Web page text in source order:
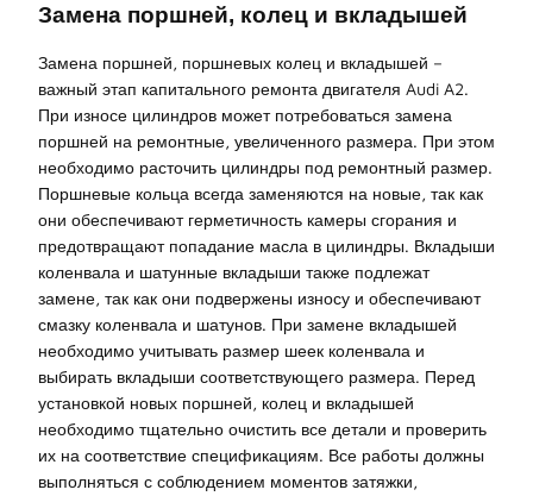
Замена поршней, колец и вкладышей
Замена поршней, поршневых колец и вкладышей –
важный этап капитального ремонта двигателя Audi A2.
При износе цилиндров может потребоваться замена
поршней на ремонтные, увеличенного размера. При этом
необходимо расточить цилиндры под ремонтный размер.
Поршневые кольца всегда заменяются на новые, так как
они обеспечивают герметичность камеры сгорания и
предотвращают попадание масла в цилиндры. Вкладыши
коленвала и шатунные вкладыши также подлежат
замене, так как они подвержены износу и обеспечивают
смазку коленвала и шатунов. При замене вкладышей
необходимо учитывать размер шеек коленвала и
выбирать вкладыши соответствующего размера. Перед
установкой новых поршней, колец и вкладышей
необходимо тщательно очистить все детали и проверить
их на соответствие спецификациям. Все работы должны
выполняться с соблюдением моментов затяжки,